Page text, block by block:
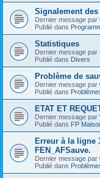
Signalement
Dernier message par
Publié dans
Statistiques
Dernier message par
Publié dans Divers
Problème de
Dernier message par
Publié dans
ETAT ET
Dernier message par
Publié dans FP
Erreur à la ligne
FEN_AFSauve.
Dernier message par
Publié dans